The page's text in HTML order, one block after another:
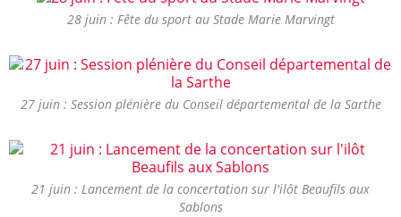
28 juin : Fête du sport au Stade Marie Marvingt
27 juin : Session plénière du Conseil départemental de la Sarthe
21 juin : Lancement de la concertation sur l'ilôt Beaufils aux
Sablons